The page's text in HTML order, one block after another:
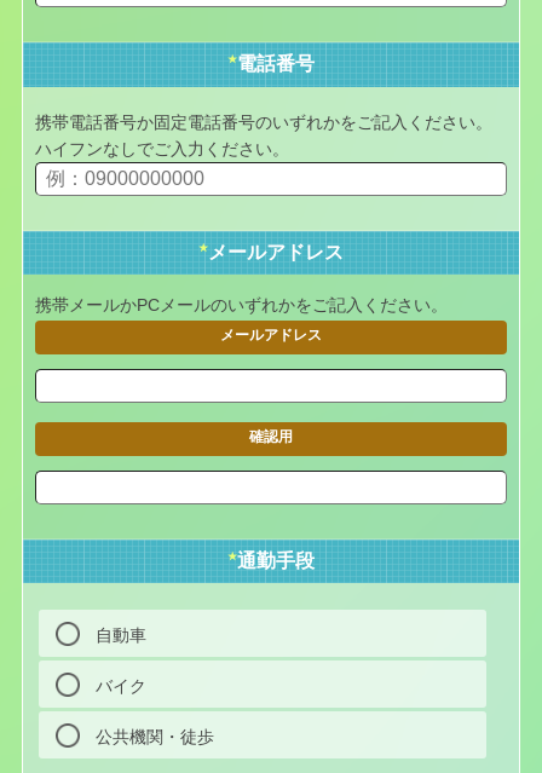
★電話番号
携帯電話番号か固定電話番号のいずれかをご記入ください。
ハイフンなしでご入力ください。
★ メールアドレス
携帯メールかPCメールのいずれかをご記入ください。
メールアドレス
確認用
★通勤手段
自動車
バイク
公共機関・徒歩